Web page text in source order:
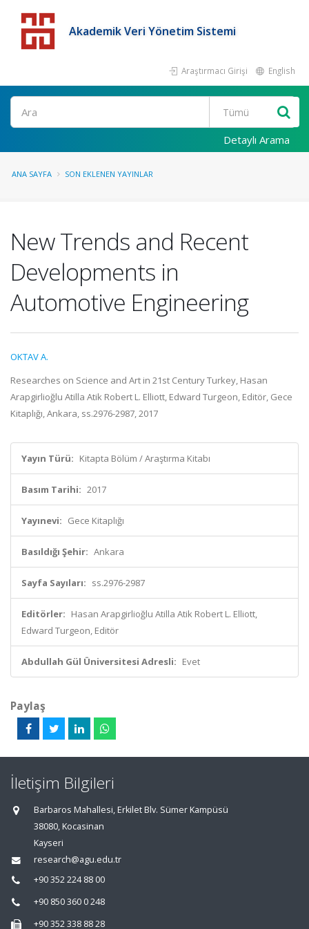
Akademik Veri Yönetim Sistemi
Araştırmacı Girişi English
Detaylı Arama
ANA SAYFA SON EKLENEN YAYINLAR
New Trends and Recent
Developments in
Automotive Engineering
OKTAV A.
Researches on Science and Art in 21st Century Turkey, Hasan
Arapgirlioğlu Atilla Atik Robert L. Elliott, Edward Turgeon, Editör, Gece
Kitaplığı, Ankara, ss.2976-2987, 2017
Yayın Türü: Kitapta Bölüm / Araştırma Kitabı
Basım Tarihi: 2017
Yayınevi: Gece Kitaplığı
Basıldığı Şehir: Ankara
Sayfa Sayıları: ss.2976-2987
Editörler: Hasan Arapgirlioğlu Atilla Atik Robert L. Elliott,
Edward Turgeon, Editör
Abdullah Gül Üniversitesi Adresli: Evet
Paylaş
İletişim Bilgileri
Barbaros Mahallesi, Erkilet Blv. Sümer Kampüsü
38080, Kocasinan
Kayseri
research@agu.edu.tr
+90 352 224 88 00
+90 850 360 0 248
+90 352 338 88 28